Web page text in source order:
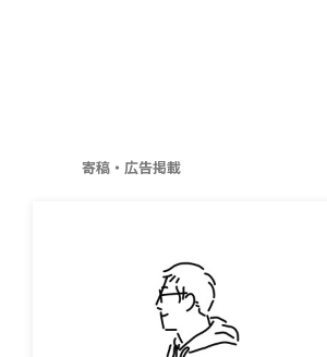
寄稿・広告掲載